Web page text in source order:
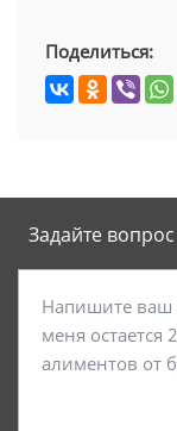
Поделиться:
Задайте